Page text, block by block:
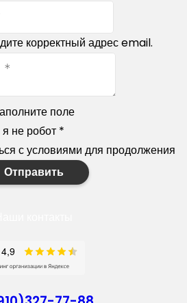
корректный адрес email.
поле
я не робот *
с условиями для продолжения
Отправить